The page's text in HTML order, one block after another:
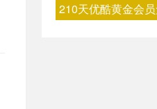
210天优酷黄金会